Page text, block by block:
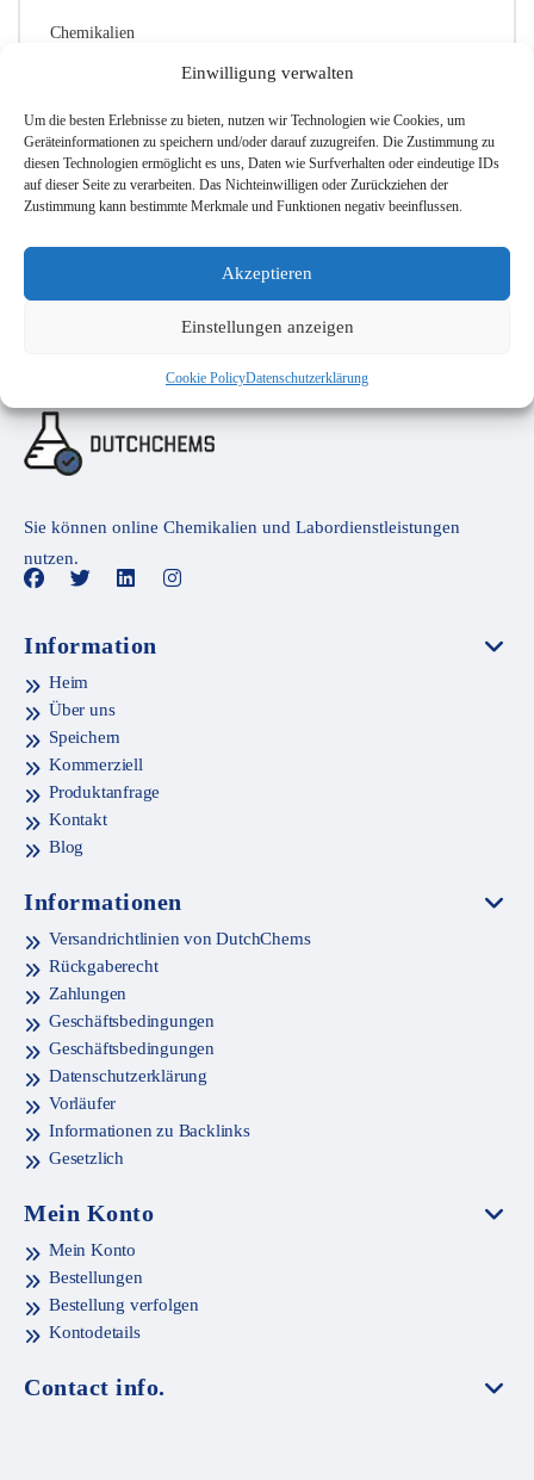
Einwilligung verwalten
Um die besten Erlebnisse zu bieten, nutzen wir Technologien wie Cookies, um
Geräteinformationen zu speichern und/oder darauf zuzugreifen. Die Zustimmung zu
diesen Technologien ermöglicht es uns, Daten wie Surfverhalten oder eindeutige IDs
auf dieser Seite zu verarbeiten. Das Nichteinwilligen oder Zurückziehen der
Zustimmung kann bestimmte Merkmale und Funktionen negativ beeinflussen.
Akzeptieren
Einstellungen anzeigen
Cookie PolicyDatenschutzerklärung
Chemikalien
Sicherheitsausrüstung
Sie können online Chemikalien und Labordienstleistungen
nutzen.
Information
Heim
Über uns
Speichern
Kommerziell
Produktanfrage
Kontakt
Blog
Informationen
Versandrichtlinien von DutchChems
Rückgaberecht
Zahlungen
Geschäftsbedingungen
Geschäftsbedingungen
Datenschutzerklärung
Vorläufer
Informationen zu Backlinks
Gesetzlich
Mein Konto
Mein Konto
Bestellungen
Bestellung verfolgen
Kontodetails
Contact info.